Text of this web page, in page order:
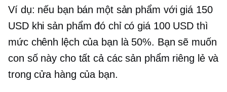
Ví dụ: nếu bạn bán một sản phẩm với giá 150
USD khi sản phẩm đó chỉ có giá 100 USD thì
mức chênh lệch của bạn là 50%. Bạn sẽ muốn
con số này cho tất cả các sản phẩm riêng lẻ và
trong cửa hàng của bạn.